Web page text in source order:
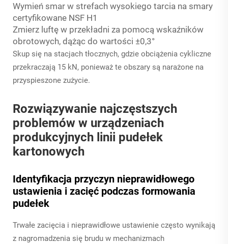
Wymień smar w strefach wysokiego tarcia na smary
certyfikowane NSF H1
Zmierz luftę w przekładni za pomocą wskaźników
obrotowych, dążąc do wartości ±0,3°
Skup się na stacjach tłocznych, gdzie obciążenia cykliczne
przekraczają 15 kN, ponieważ te obszary są narażone na
przyspieszone zużycie.
Rozwiązywanie najczęstszych
problemów w urządzeniach
produkcyjnych linii pudełek
kartonowych
Identyfikacja przyczyn nieprawidłowego
ustawienia i zacięć podczas formowania
pudełek
Trwałe zacięcia i nieprawidłowe ustawienie często wynikają
z nagromadzenia się brudu w mechanizmach